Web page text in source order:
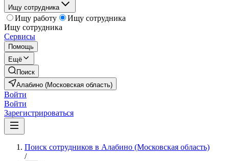
Ищу сотрудника
Ищу работу
Ищу сотрудника
Ищу сотрудника
Сервисы
Помощь
Ещё
Поиск
Алабино (Московская область)
Войти
Войти
Зарегистрироваться
Поиск сотрудников в Алабино (Московская область)
/